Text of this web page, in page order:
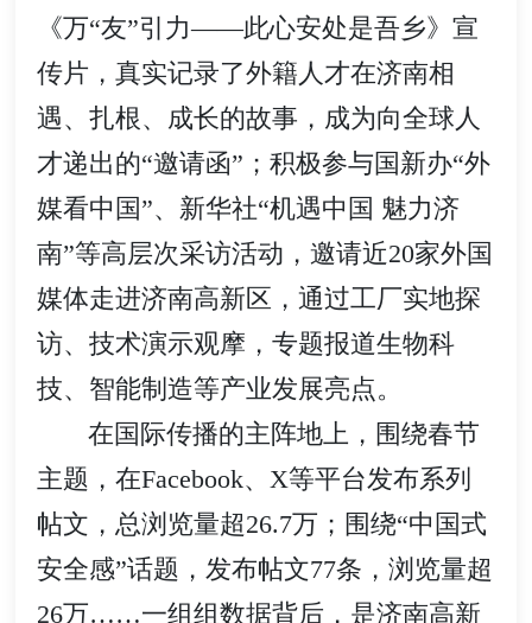
《万“友”引力——此心安处是吾乡》宣
传片，真实记录了外籍人才在济南相
遇、扎根、成长的故事，成为向全球人
才递出的“邀请函”；积极参与国新办“外
媒看中国”、新华社“机遇中国 魅力济
南”等高层次采访活动，邀请近20家外国
媒体走进济南高新区，通过工厂实地探
访、技术演示观摩，专题报道生物科
技、智能制造等产业发展亮点。
在国际传播的主阵地上，围绕春节
主题，在Facebook、X等平台发布系列
帖文，总浏览量超26.7万；围绕“中国式
安全感”话题，发布帖文77条，浏览量超
26万……一组组数据背后，是济南高新